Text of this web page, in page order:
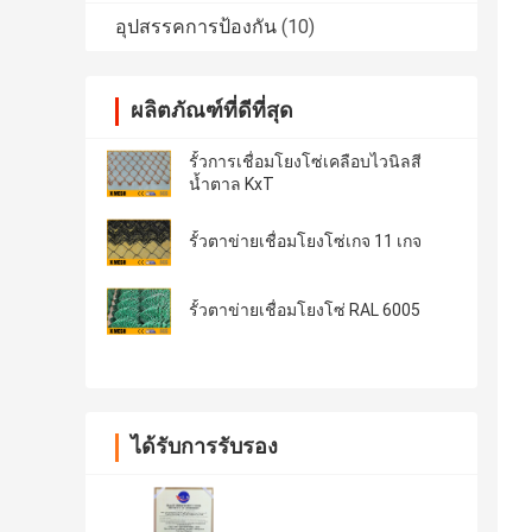
อุปสรรคการป้องกัน (10)
ผลิตภัณฑ์ที่ดีที่สุด
รั้วการเชื่อมโยงโซ่เคลือบไวนิลสี
น้ำตาล KxT
รั้วตาข่ายเชื่อมโยงโซ่เกจ 11 เกจ
รั้วตาข่ายเชื่อมโยงโซ่ RAL 6005
ได้รับการรับรอง